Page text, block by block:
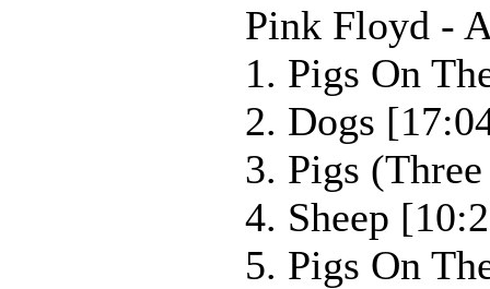
Pink Floyd -
1. Pigs On
2. Dogs
3. Pigs
4. Sheep
5. Pigs On